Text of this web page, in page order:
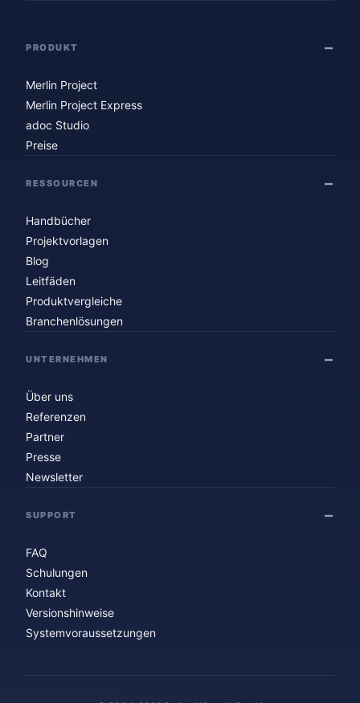
PRODUKT
Merlin Project
Merlin Project Express
adoc Studio
Preise
RESSOURCEN
Handbücher
Projektvorlagen
Blog
Leitfäden
Produktvergleiche
Branchenlösungen
UNTERNEHMEN
Über uns
Referenzen
Partner
Presse
Newsletter
SUPPORT
FAQ
Schulungen
Kontakt
Versionshinweise
Systemvoraussetzungen